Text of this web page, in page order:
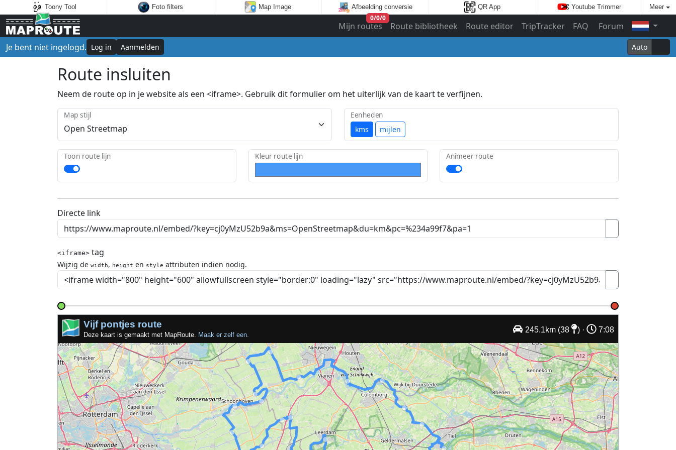
Toony Tool Foto filters Map Image Afbeelding conversie QR App Youtube Trimmer Meer
Mijn routes
0/0/0
Route bibliotheek Route editor TripTracker FAQ
Forum
Je bent niet ingelogd. Log in Aanmelden Auto
Route insluiten
Neem de route op in je website als een <iframe>. Gebruik dit formulier om het uiterlijk van de kaart te verfijnen.
Map stijl
kms mijlen
Eenheden
Toon route lijn Kleur route lijn Animeer route
Directe link
<iframe> tag
Wijzig de width, height en style attributen indien nodig.